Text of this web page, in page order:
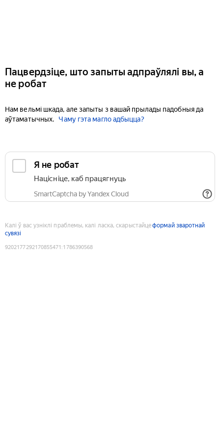
Пацвердзіце, што запыты адпраўлялі вы, а
не робат
Нам вельмі шкада, але запыты з вашай прылады падобныя да
аўтаматычных.
Чаму гэта магло адбыцца?
Я не робат
Націсніце, каб працягнуць
SmartCaptcha by Yandex Cloud
Калі ў вас узніклі праблемы, калі ласка, скарыстайцеформай зваротнай
сувязі
9202177292170855471 :1786390568